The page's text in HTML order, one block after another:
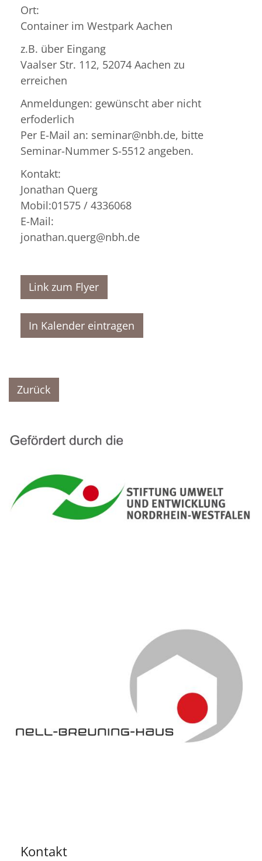
Ort:
Container im Westpark Aachen
z.B. über Eingang
Vaalser Str. 112, 52074 Aachen zu
erreichen
Anmeldungen: gewünscht aber nicht
erfoderlich
Per E-Mail an: seminar@nbh.de, bitte
Seminar-Nummer S-5512 angeben.
Kontakt:
Jonathan Querg
Mobil:01575 / 4336068
E-Mail:
jonathan.querg@nbh.de
Link zum Flyer
In Kalender eintragen
Zurück
Kontakt